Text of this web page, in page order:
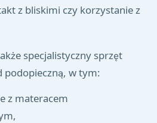
z bliskimi czy korzystanie z
specjalistyczny sprzęt
podopieczną, w tym:
z materacem